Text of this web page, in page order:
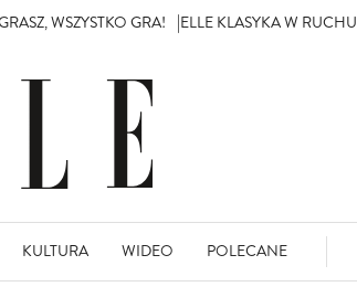
WSZYSTKO GRA! ELLE KLASYKA W RUCHU
KULTURA WIDEO POLECANE